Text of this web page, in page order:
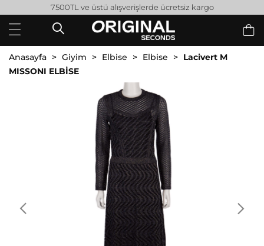
7500TL ve üstü alışverişlerde ücretsiz kargo
Anasayfa Giyim Elbise Elbise
Lacivert M
MISSONI ELBİSE